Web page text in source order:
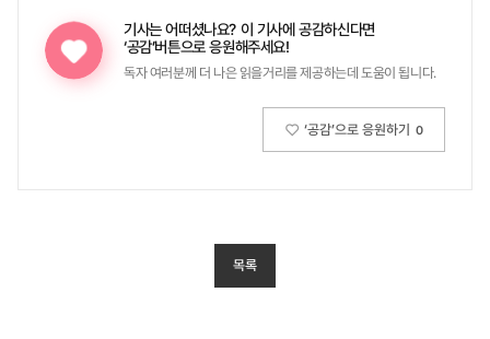
기사는 어떠셨나요? 이 기사에 공감하신다면
‘공감’버튼으로 응원해주세요!
독자 여러분께 더 나은 읽을거리를 제공하는데 도움이 됩니다.
‘공감’으로 응원하기 0
목록